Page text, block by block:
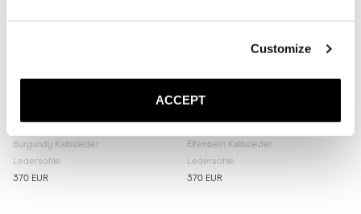
Customize
ACCEPT
Burgundy Kalbsleder
Ledersohle
370 EUR
Elfenbein Kalbsleder
Ledersohle
370 EUR